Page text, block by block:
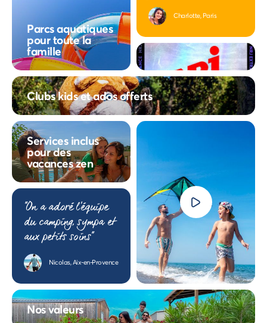
Parcs aquatiques
pour toute la
famille
Charlotte, Paris
Clubs kids et ados offerts
Services inclus
pour des
vacances zen
"On a adoré l'équipe
du camping, sympa et
aux petits soins"
Nicolas, Aix-en-Provence
Nos valeurs